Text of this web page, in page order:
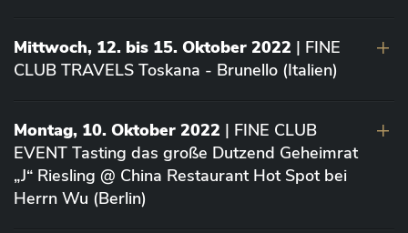
Mittwoch, 12. bis 15. Oktober 2022 | FINE
CLUB TRAVELS Toskana - Brunello (Italien)
Montag, 10. Oktober 2022 | FINE CLUB
EVENT Tasting das große Dutzend Geheimrat
„J“ Riesling @ China Restaurant Hot Spot bei
Herrn Wu (Berlin)